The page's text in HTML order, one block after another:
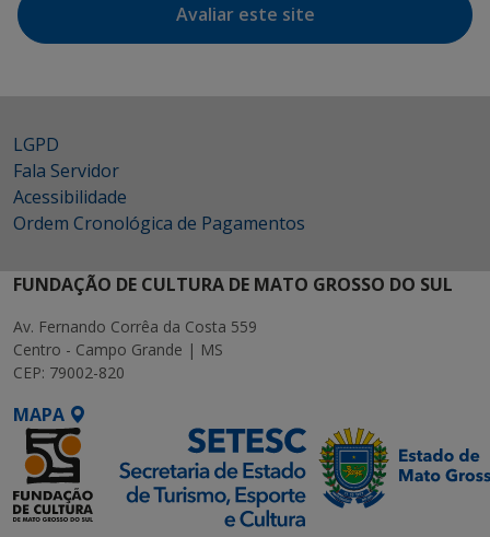
Avaliar este site
LGPD
Fala Servidor
Acessibilidade
Ordem Cronológica de Pagamentos
FUNDAÇÃO DE CULTURA DE MATO GROSSO DO SUL
Av. Fernando Corrêa da Costa 559
Centro - Campo Grande | MS
CEP: 79002-820
MAPA